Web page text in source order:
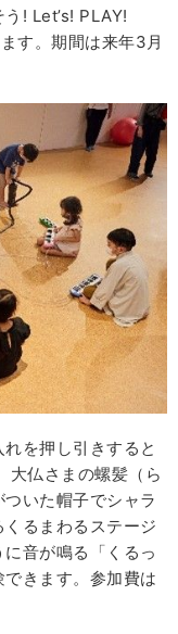
! Let’s! PLAY!
す。期間は来年3月
を押し引きすると
大仏さまの螺髪（ら
いた帽子でシャラ
るまわるステージ
音が鳴る「くるっ
きます。参加費は